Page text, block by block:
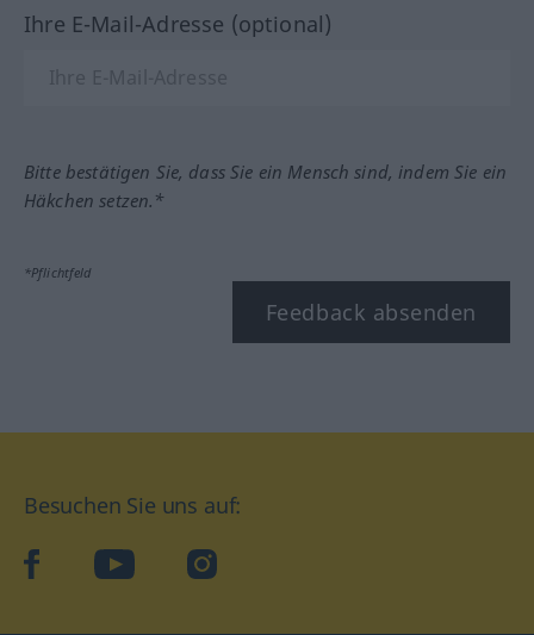
Ihre E-Mail-Adresse (optional)
Bitte bestätigen Sie, dass Sie ein Mensch sind, indem Sie ein
Häkchen setzen.*
*Pflichtfeld
Feedback absenden
Besuchen Sie uns auf:
facebookYouTube Instagram